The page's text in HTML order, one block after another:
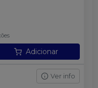
Adicionar
Ver info